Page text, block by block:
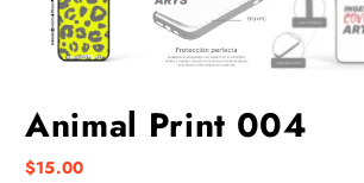
Animal Print 004
$15.00